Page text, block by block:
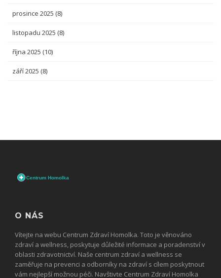
prosince 2025 (8)
listopadu 2025 (8)
října 2025 (10)
září 2025 (8)
O NÁS
Vítejte na webu Centrum Zdraví Homolka. Toto je věnováno
zdraví a wellness, poskytuje důležité informace a poradenství v
oblasti zdravotnictví. Naše centrum zdraví a wellness se
zaměřuje na prevenci a odborníky na zdraví s cílem poskytnout
vám nejlepší možnou péči. Navštivte Centrum Zdraví Homolka